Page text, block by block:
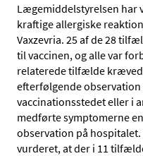
Lægemiddelstyrelsen har
kraftige allergiske
Vaxzevria. 25 af de 28
til vaccinen, og alle var
relaterede tilfælde
efterfølgende observation
vaccinationsstedet eller i
medførte symptomerne
observation på
vurderet, at der i 11